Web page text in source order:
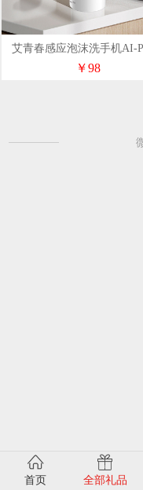
艾青春感应泡沫洗手机AI-
￥98
首页 全部礼品